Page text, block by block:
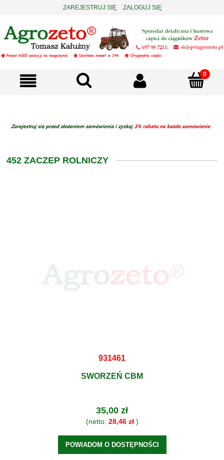
ZAREJESTRUJ SIĘ ZALOGUJ SIĘ
452 ZACZEP ROLNICZY
931461
SWORZEŃ CBM
35,00 zł
(netto: 28,46 zł)
POWIADOM O DOSTĘPNOŚCI